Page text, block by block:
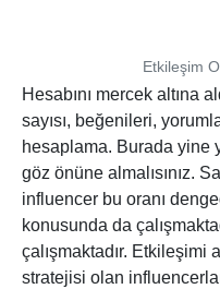
Etkileşim
Hesabını mercek altına
sayısı, beğenileri,
hesaplama. Burada yine
göz önüne almalısınız.
influencer bu oranı
konusunda da
çalışmaktadır. Etkileşimi
stratejisi olan